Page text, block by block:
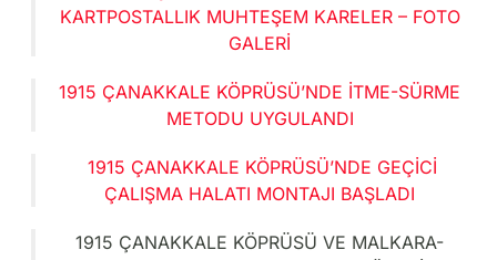
KARTPOSTALLIK MUHTEŞEM KARELER – FOTO
GALERI
1915 ÇANAKKALE KÖPRÜSÜ’NDE ITME-SÜRME
METODU UYGULANDI
1915 ÇANAKKALE KÖPRÜSÜ’NDE GEÇICI
ÇALIŞMA HALATI MONTAJI BAŞLADI
1915 ÇANAKKALE KÖPRÜSÜ VE MALKARA-